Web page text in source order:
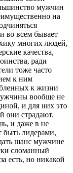
мужчин
на
во всем бывает
многих людей,
качества,
ради
тоже часто
к ним
к жизни
вообще не
и для них это
они страдают.
и даже в не
быть лидерами,
шанс мужчине
сломанный
есть, но никакой